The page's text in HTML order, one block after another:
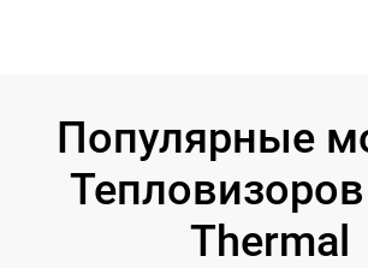
Популярные
Thermal